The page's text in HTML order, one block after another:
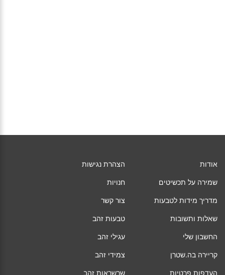
אודות
שמירה על תכשיטים
מדריך מידות לטבעות
שאלות ותשובות
החשבון שלי
קריירה בה.שטרן
העדפות פרטיות
הצהרת נגישות
חנויות
צור קשר
טבעות זהב
עגילי זהב
צמידי זהב
שרשראות זהב